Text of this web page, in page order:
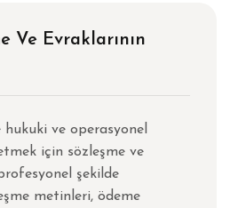
Ve Evraklarının
hukuki ve operasyonel
için sözleşme ve
şekilde
metinleri, ödeme